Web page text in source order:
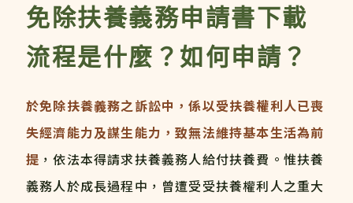
免除扶養義務申請書下載
流程是什麼？如何申請？
於免除扶養義務之訴訟中，係以受扶養權利人已喪
失經濟能力及謀生能力，致無法維持基本生活為前
提 ，依法本得請求扶養義務人給付扶養費。惟扶養
義務人於成長過程中，曾遭受受扶養權利人之重大